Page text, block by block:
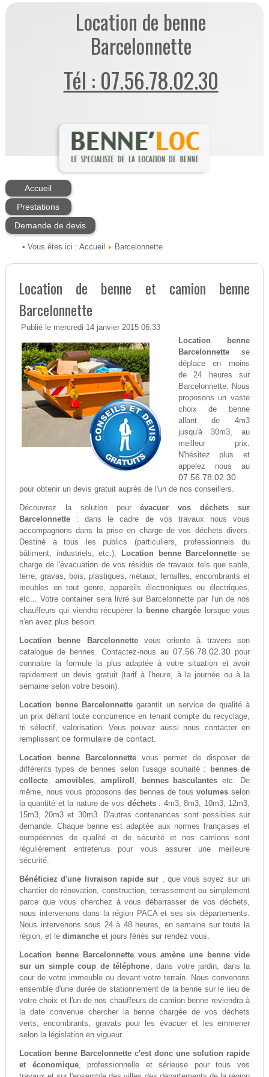
Location de benne
Barcelonnette
Tél : 07.56.78.02.30
Accueil
Prestations
Demande de devis
• Vous êtes ici : Accueil Barcelonnette
Location de benne et camion benne
Barcelonnette
Publié le mercredi 14 janvier 2015 06:33
Location benne
Barcelonnettese
déplace en moins
de 24 heures sur
Barcelonnette. Nous
proposons un vaste
choix de benne
allant de 4m3
jusqu'à 30m3, au
meilleur prix.
N'hésitez plus et
appelez nous au
07.56.78.02.30
pour obtenir un devis gratuit auprès de l'un de nos conseillers.
Découvrez la solution pourévacuer vos déchets sur
Barcelonnette: dans le cadre de vos travaux nous vous
accompagnons dans la prise en charge de vos déchets divers.
Destiné a tous les publics (particuliers, professionnels du
bâtiment, industriels, etc.),
Location benne Barcelonnette se
charge de l'évacuation de vos résidus de travaux tels que sable,
terre, gravas, bois, plastiques, métaux, ferrailles, encombrants et
meubles en tout genre, appareils électroniques ou électriques,
etc... Votre container sera livré sur Barcelonnette par l'un de nos
chauffeurs qui viendra récupérer la benne chargée lorsque vous
n'en avez plus besoin.
Location benne Barcelonnettevous oriente à travers son
catalogue de bennes. Contactez-nous au07.56.78.02.30 pour
connaitre la formule la plus adaptée à votre situation et avoir
rapidement un devis gratuit (tarif à l'heure, à la journée ou à la
semaine selon votre besoin).
Location benne Barcelonnette garantit un service de qualité à
un prix défiant toute concurrence en tenant compte du recyclage,
tri sélectif, valorisation. Vous pouvez aussi nous contacter en
remplissant ce formulaire de contact.
Location benne Barcelonnettevous permet de disposer de
différents types de bennes selon l'usage souhaité :
bennes de
collecte, amovibles, ampliroll , bennes basculantes etc. De
même, nous vous proposons des bennes de tousvolumes selon
la quantité et la nature de vos déchets: 4m3, 8m3, 10m3, 12m3,
15m3, 20m3 et 30m3. D'autres contenances sont possibles sur
demande. Chaque benne est adaptée aux normes françaises et
européennes de qualité et de sécurité et nos camions sont
régulièrement entretenus pour vous assurer une meilleure
sécurité.
Bénéficiez d'une livraison rapide sur , que vous soyez sur un
chantier de rénovation, construction, terrassement ou simplement
parce que vous cherchez à vous débarrasser de vos déchets,
nous intervenons dans la région PACA et ses six départements.
Nous intervenons sous 24 à 48 heures, en semaine sur toute la
région, et le dimancheet jours fériés sur rendez vous.
Location benne Barcelonnette vous amène une benne vide
sur un simple coup de téléphone, dans votre jardin, dans la
cour de votre immeuble ou devant votre terrain. Nous convenons
ensemble d'une durée de stationnement de la benne sur le lieu de
votre choix et l'un de nos chauffeurs de camion benne reviendra à
la date convenue chercher la benne chargée de vos déchets
verts, encombrants, gravats pour les évacuer et les emmener
selon la législation en vigueur.
Location benne Barcelonnette c'est donc une solution rapide
et économique, professionnelle et sérieuse pour tous vos